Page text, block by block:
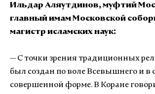
Ильдар Аляутдинов, муфтий
главный имам Московской
магистр исламских наук:
— С точки зрения традиционных
был создан по воле Всевышнего и в
совершенной форме. В Коране